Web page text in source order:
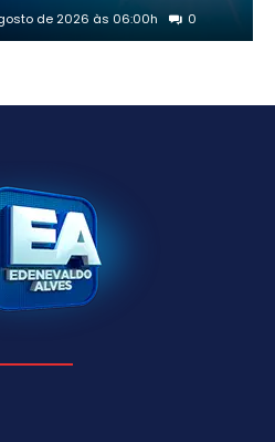
de 2026 às 06:00h 0